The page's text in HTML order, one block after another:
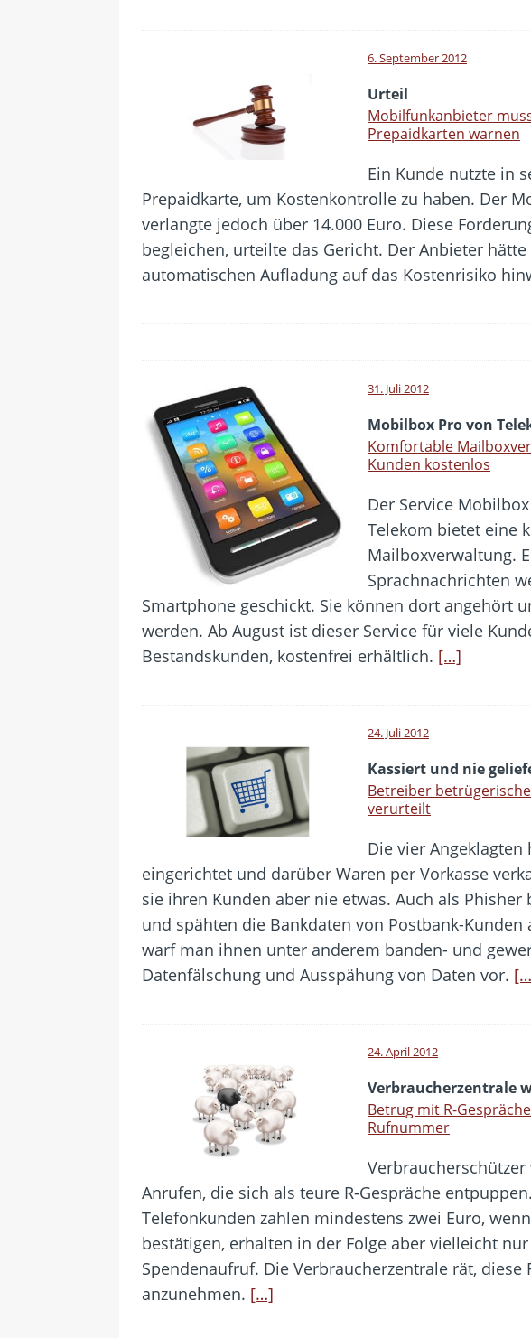
6. September 2012
Urteil
Mobilfunkanbieter
Prepaidkarten warnen
Ein Kunde nutzte in
Prepaidkarte, um Kostenkontrolle zu haben. Der
verlangte jedoch über 14.000 Euro. Diese
begleichen, urteilte das Gericht. Der Anbieter
automatischen Aufladung auf das Kostenrisiko
31. Juli 2012
Mobilbox Pro von
Komfortable
Kunden kostenlos
Der Service
Telekom bietet eine
Mailboxverwaltung.
Sprachnachrichten
Smartphone geschickt. Sie können dort angehört
werden. Ab August ist dieser Service für viele
Bestandskunden, kostenfrei erhältlich. […]
24. Juli 2012
Kassiert und nie
Betreiber
verurteilt
Die vier
eingerichtet und darüber Waren per Vorkasse
sie ihren Kunden aber nie etwas. Auch als Phisher
und spähten die Bankdaten von Postbank-Kunden
warf man ihnen unter anderem banden- und
Datenfälschung und Ausspähung von Daten vor.
24. April 2012
Verbraucherzentrale
Betrug mit R-
Rufnummer
Anrufen, die sich als teure R-Gespräche
Telefonkunden zahlen mindestens zwei Euro,
bestätigen, erhalten in der Folge aber vielleicht
Spendenaufruf. Die Verbraucherzentrale rät, diese
anzunehmen. […]